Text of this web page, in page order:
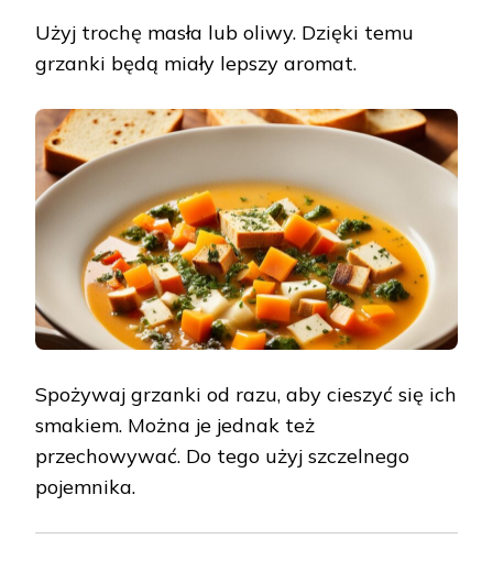
Użyj trochę masła lub oliwy. Dzięki temu
grzanki będą miały lepszy aromat.
Spożywaj grzanki od razu, aby cieszyć się ich
smakiem. Można je jednak też
przechowywać. Do tego użyj szczelnego
pojemnika.